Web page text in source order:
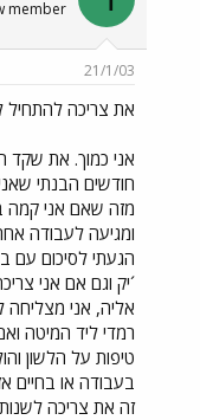
member
21/1/03
את צריכה להתחיל
חודשים הבנתי
מזה שאם אני קמה
הגעתי לסיכום עם
´יק וגם אם אני
אליה, אני מצליחה
רמדי ליד המיטה
טיפות על הלשון
בעבודה או
זה את צריכה